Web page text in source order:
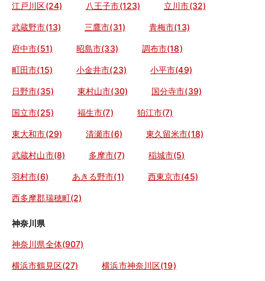
江戸川区(24) 八王子市(123) 立川市(32)
武蔵野市(13) 三鷹市(31) 青梅市(13)
府中市(51) 昭島市(33) 調布市(18)
町田市(15) 小金井市(23) 小平市(49)
日野市(35) 東村山市(30) 国分寺市(39)
国立市(25) 福生市(7) 狛江市(7)
東大和市(29) 清瀬市(6) 東久留米市(18)
武蔵村山市(8) 多摩市(7) 稲城市(5)
羽村市(6) あきる野市(1) 西東京市(45)
西多摩郡瑞穂町(2)
神奈川県
神奈川県全体(907)
横浜市鶴見区(27) 横浜市神奈川区(19)